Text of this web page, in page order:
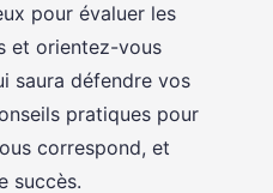
pour évaluer les
et orientez-vous
saura défendre vos
pratiques pour
correspond, et
succès.